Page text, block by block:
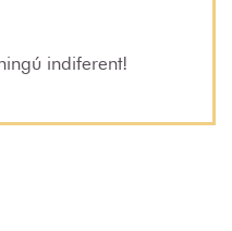
indiferent!